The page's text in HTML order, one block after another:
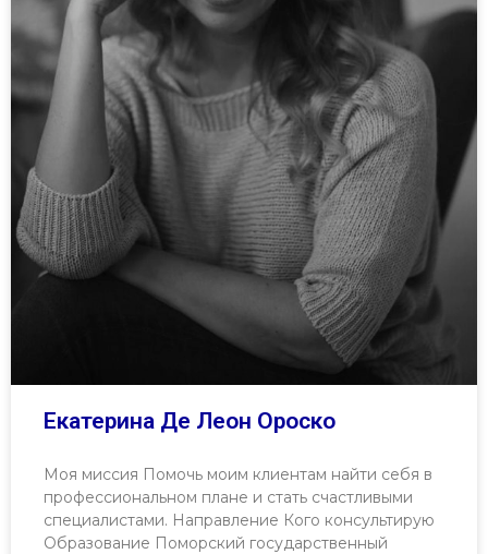
Екатерина Де Леон Ороско
Моя миссия Помочь моим клиентам найти себя в
профессиональном плане и стать счастливыми
специалистами. Направление Кого консультирую
Образование Поморский государственный